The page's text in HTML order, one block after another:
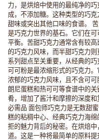
力，是烘焙中使用的最纯净的
成，不添加糖。这种类型的巧
甜味或突出其他口味的食谱。
是巧克力世界的基石。它们在
平衡。苦甜巧克力通常含有较
的巧克力风味，而半甜巧克力
系列甜点至关重要，从经典的
可可粉是最浓缩形式的巧克力
浓郁的巧克力风味，且不含可
朗尼蛋糕和热可可等食谱中的
肴，增加了酱汁和摩擦的深度
必需品 面包师巧克力是无数甜
糕的粘稠中心、经典巧克力海
拒的魅力背后的秘密。在烘焙
道。这是一种将最简单的原料提